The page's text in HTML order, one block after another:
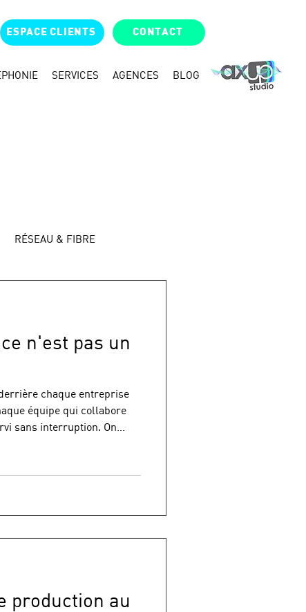
ESPACE CLIENTS CONTACT
SERVICES AGENCES BLOG
RÉSEAU & FIBRE
n'est pas un
chaque entreprise
équipe qui collabore
sans interruption. On
n'est pas "à quelle
plutôt : savez-vous ce
production au